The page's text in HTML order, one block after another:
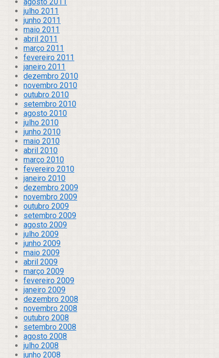
julho 2011
junho 2011
maio 2011
abril 2011
março 2011
fevereiro 2011
janeiro 2011
dezembro 2010
novembro 2010
outubro 2010
setembro 2010
agosto 2010
julho 2010
junho 2010
maio 2010
abril 2010
março 2010
fevereiro 2010
janeiro 2010
dezembro 2009
novembro 2009
outubro 2009
setembro 2009
agosto 2009
julho 2009
junho 2009
maio 2009
abril 2009
março 2009
fevereiro 2009
janeiro 2009
dezembro 2008
novembro 2008
outubro 2008
setembro 2008
agosto 2008
julho 2008
junho 2008